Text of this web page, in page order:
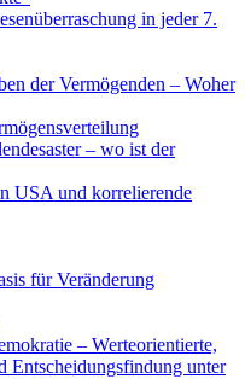
in jeder 7.
der Vermögenden – Woher
– wo ist der
USA und korrelierende
für Veränderung
– Werteorientierte,
Entscheidungsfindung unter